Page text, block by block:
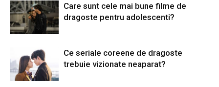
Care sunt cele mai bune filme de
dragoste pentru adolescenti?
Ce seriale coreene de dragoste
trebuie vizionate neaparat?